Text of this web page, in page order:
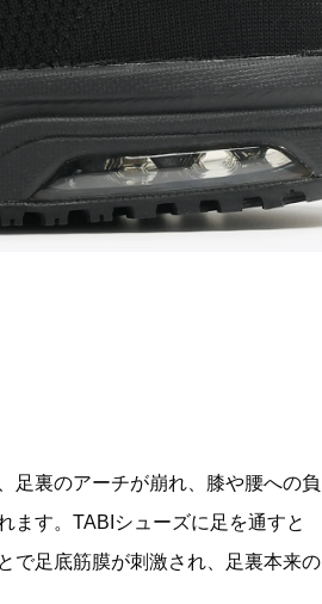
足裏のアーチが崩れ、膝や腰への負
ます。TABIシューズに足を通すと
で足底筋膜が刺激され、足裏本来の